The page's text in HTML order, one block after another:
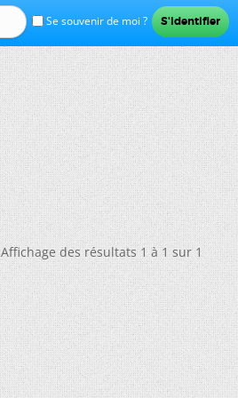
Se souvenir de moi ?
Affichage des résultats 1 à 1 sur 1